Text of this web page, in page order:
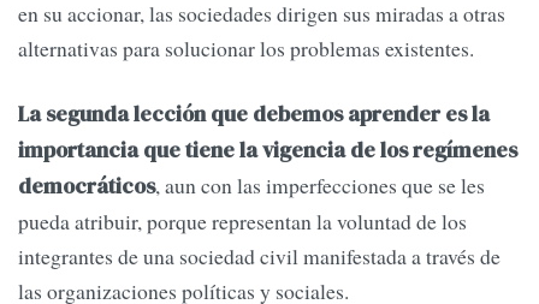
en su accionar, las sociedades dirigen sus miradas a otras
alternativas para solucionar los problemas existentes.
La segunda lección que debemos aprender es la
im­portancia que tiene la vigencia de los regímenes
democráticos, aun con las imperfecciones que se les
pueda atribuir, porque represen­tan la voluntad de los
integrantes de una sociedad civil manifestada a través de
las organizaciones po­líticas y sociales.